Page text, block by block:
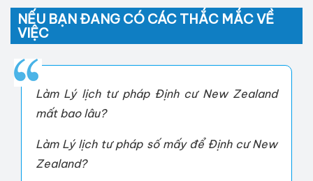
NẾU BẠN ĐANG CÓ CÁC THẮC MẮC VỀ
VIỆC
Làm Lý lịch tư pháp Định cư New Zealand
mất bao lâu?
Làm Lý lịch tư pháp số mấy để Định cư New
Zealand?